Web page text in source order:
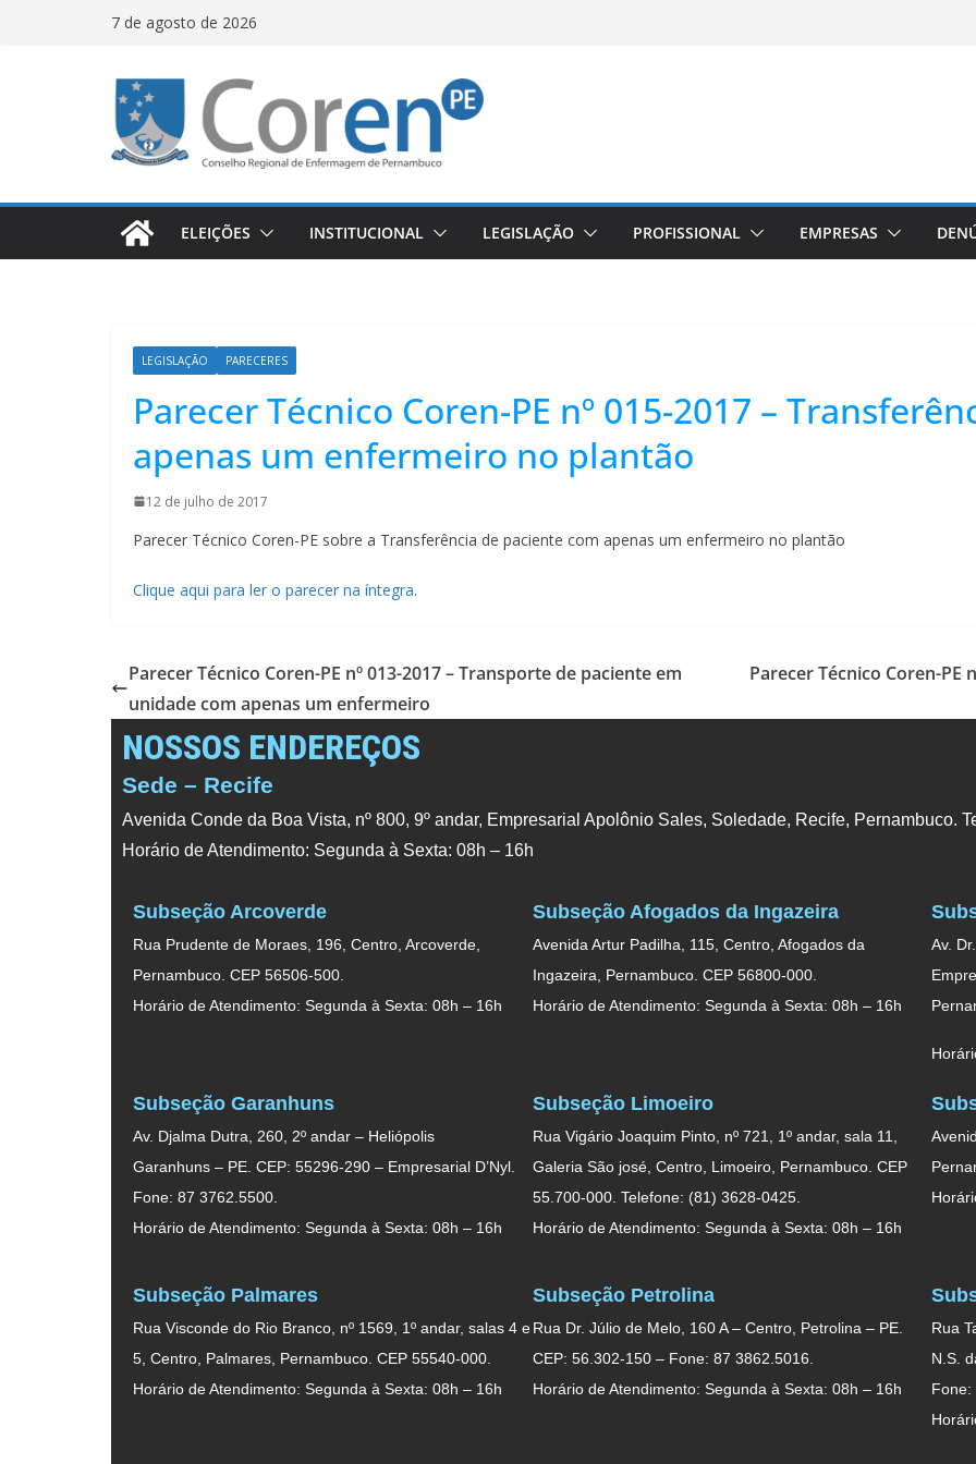
7 de agosto de 2026
ELEIÇÕES INSTITUCIONAL LEGISLAÇÃO PROFISSIONAL EMPRESAS
LEGISLAÇÃO PARECERES
Parecer Técnico Coren-PE nº 015-2017 –
apenas um enfermeiro no plantão
12 de julho de 2017
Parecer Técnico Coren-PE sobre a Transferência de paciente com apenas um enfermeiro no plantão
Clique aqui para ler o parecer na íntegra.
Parecer Técnico Coren-PE nº 013-2017 – Transporte de paciente em
unidade com apenas um enfermeiro
Parecer Técnico Coren-PE
NOSSOS ENDEREÇOS
Sede – Recife
Avenida Conde da Boa Vista, nº 800, 9º andar, Empresarial Apolônio Sales, Soledade, Recife, Pernambuco.
Horário de Atendimento: Segunda à Sexta: 08h – 16h
Subseção Arcoverde
Rua Prudente de Moraes, 196, Centro, Arcoverde,
Pernambuco. CEP 56506-500.
Horário de Atendimento: Segunda à Sexta: 08h – 16h
Subseção Afogados da Ingazeira
Avenida Artur Padilha, 115, Centro, Afogados da
Ingazeira, Pernambuco. CEP 56800-000.
Horário de Atendimento: Segunda à Sexta: 08h – 16h
Av.
Subseção Garanhuns
Av. Djalma Dutra, 260, 2º andar – Heliópolis
Garanhuns – PE. CEP: 55296-290 – Empresarial D’Nyl.
Fone: 87 3762.5500.
Horário de Atendimento: Segunda à Sexta: 08h – 16h
Subseção Limoeiro
Rua Vigário Joaquim Pinto, nº 721, 1º andar, sala 11,
Galeria São josé, Centro, Limoeiro, Pernambuco. CEP
55.700-000. Telefone: (81) 3628-0425.
Horário de Atendimento: Segunda à Sexta: 08h – 16h
Subseção Palmares
Rua Visconde do Rio Branco, nº 1569, 1º andar, salas 4 e
5, Centro, Palmares, Pernambuco. CEP 55540-000.
Horário de Atendimento: Segunda à Sexta: 08h – 16h
Subseção Petrolina
Rua Dr. Júlio de Melo, 160 A – Centro, Petrolina – PE.
CEP: 56.302-150 – Fone: 87 3862.5016.
Horário de Atendimento: Segunda à Sexta: 08h – 16h
Rua
N.S.
Fone: